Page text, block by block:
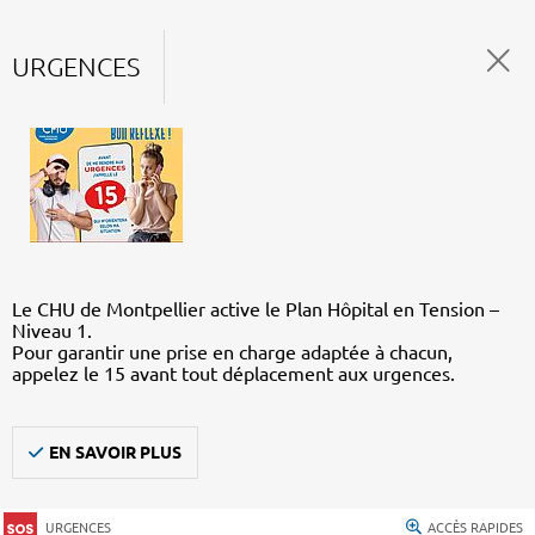
URGENCES
Le CHU de Montpellier active le Plan Hôpital en Tension –
Niveau 1.
Pour garantir une prise en charge adaptée à chacun,
appelez le 15 avant tout déplacement aux urgences.
EN SAVOIR PLUS
URGENCES ACCÈS RAPIDES